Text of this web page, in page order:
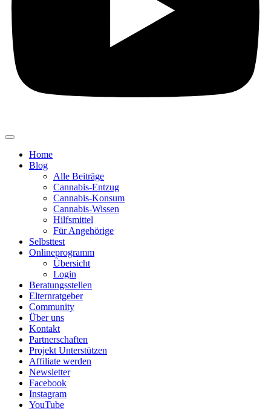
Home
Blog
Alle Beiträge
Cannabis-Entzug
Cannabis-Konsum
Cannabis-Wissen
Hilfsmittel
Für Angehörige
Selbsttest
Onlineprogramm
Übersicht
Login
Beratungsstellen
Elternratgeber
Community
Über uns
Kontakt
Partnerschaften
Projekt Unterstützen
Affiliate werden
Newsletter
Facebook
Instagram
YouTube